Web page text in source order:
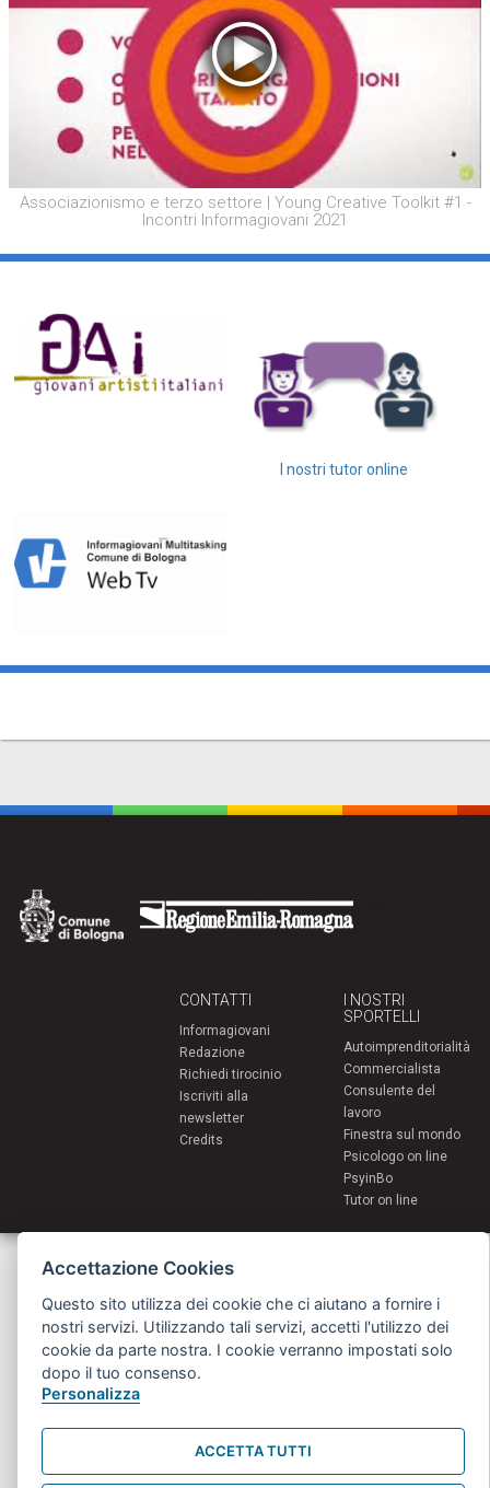
Associazionismo e terzo settore | Young Creative Toolkit #1 -
Incontri Informagiovani 2021
I nostri tutor online
CONTATTI
Informagiovani
Redazione
Richiedi tirocinio
Iscriviti alla
newsletter
Credits
I NOSTRI
SPORTELLI
Autoimprenditorialità
Commercialista
Consulente del
lavoro
Finestra sul mondo
Psicologo on line
PsyinBo
Tutor on line
Comune di Bologna | Piazza Maggiore 6 - 40124 Bologna
Accettazione Cookies
Questo sito utilizza dei cookie che ci aiutano a fornire i
nostri servizi. Utilizzando tali servizi, accetti l'utilizzo dei
cookie da parte nostra. I cookie verranno impostati solo
dopo il tuo consenso.
Personalizza
ACCETTA TUTTI